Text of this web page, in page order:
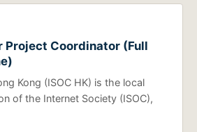
Project Coordinator (Full
Kong (ISOC HK) is the local
of the Internet Society (ISOC),